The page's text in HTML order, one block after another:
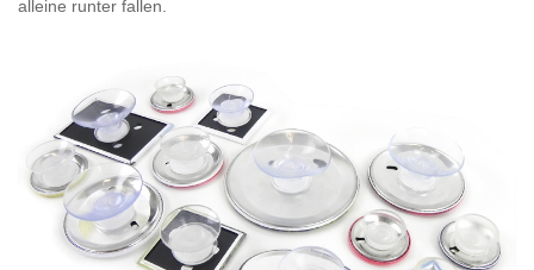
alleine runter fallen.